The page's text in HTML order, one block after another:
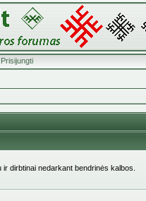
Prisijungti
dirbtinai nedarkant bendrinės kalbos.